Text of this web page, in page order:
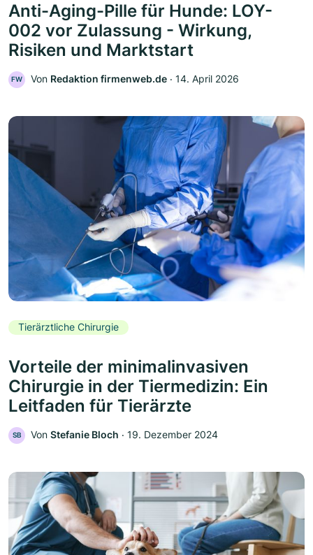
Anti-Aging-Pille für Hunde: LOY-
002 vor Zulassung - Wirkung,
Risiken und Marktstart
FW Von Redaktion firmenweb.de ‧ 14. April 2026
Tierärztliche Chirurgie
Vorteile der minimalinvasiven
Chirurgie in der Tiermedizin: Ein
Leitfaden für Tierärzte
SB Von Stefanie Bloch ‧ 19. Dezember 2024